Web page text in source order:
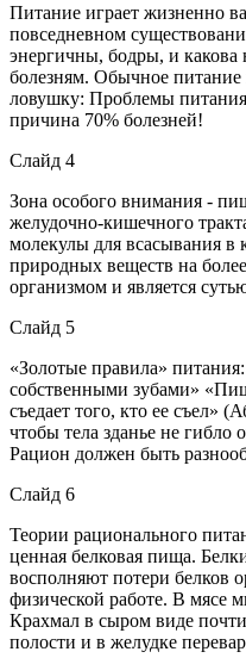
Питание играет жизненно
повседневном
энергичны, бодры, и какова
болезням. Обычное
ловушку: Проблемы
причина 70% болезней!
Слайд 4
Зона особого внимания -
желудочно-кишечного
молекулы для всасывания
природных веществ на
организмом и является
Слайд 5
«Золотые правила»
собственными зубами»
съедает того, кто ее съел»
чтобы тела зданье не
Рацион должен быть
Слайд 6
Теории рационального
ценная белковая пища.
восполняют потери белков
физической работе. В мясе
Крахмал в сыром виде
полости и в желудке